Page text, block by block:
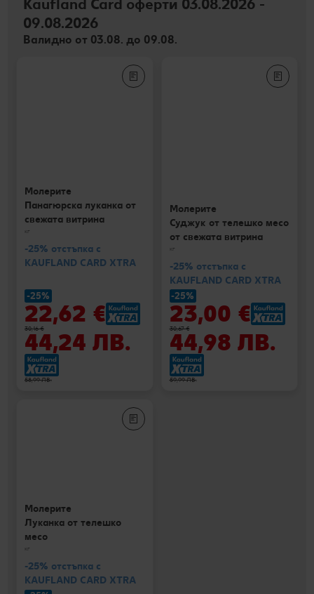
Kaufland Card оферти 03.08.2026 -
09.08.2026
Валидно от 03.08. до 09.08.
Молерите
Панагюрска луканка от
свежата витрина
кг
-25% отстъпка с
KAUFLAND CARD XTRA
-25%
22,62 €
30,16 €
44,24 ЛВ.
58,99 ЛВ.
Молерите
Суджук от телешко месо
от свежата витрина
кг
-25% отстъпка с
KAUFLAND CARD XTRA
-25%
23,00 €
30,67 €
44,98 ЛВ.
59,99 ЛВ.
Молерите
Луканка от телешко
месо
кг
-25% отстъпка с
KAUFLAND CARD XTRA